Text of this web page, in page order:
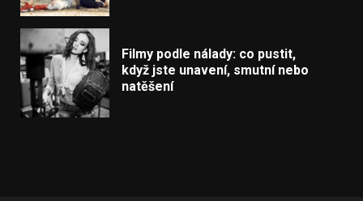
Filmy podle nálady: co pustit,
když jste unavení, smutní nebo
natěšení